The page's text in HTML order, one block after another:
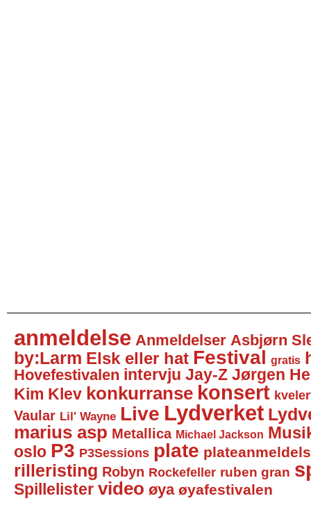
anmeldelse Anmeldelser Asbjørn
by:Larm Elsk eller hat Festival gratis
Hovefestivalen intervju Jay-Z Jørgen
Kim Klev konkurranse konsert
Vaular Lil' Wayne Live Lydverket
marius asp Metallica Michael Jackson
oslo P3 P3Sessions plate
rilleristing Robyn Rockefeller ruben gran
Spillelister video øya øyafestivalen